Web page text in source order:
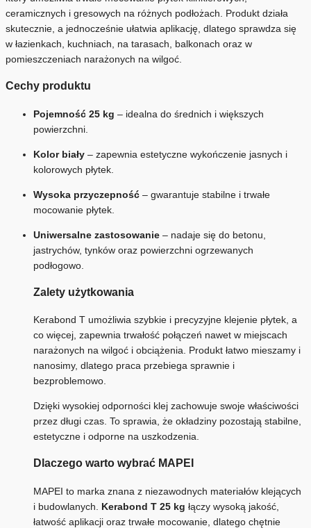
ceramicznych i gresowych na różnych podłożach. Produkt działa
skutecznie, a jednocześnie ułatwia aplikację, dlatego sprawdza się
w łazienkach, kuchniach, na tarasach, balkonach oraz w
pomieszczeniach narażonych na wilgoć.
Cechy produktu
Pojemność 25 kg – idealna do średnich i większych
powierzchni.
Kolor biały – zapewnia estetyczne wykończenie jasnych i
kolorowych płytek.
Wysoka przyczepność – gwarantuje stabilne i trwałe
mocowanie płytek.
Uniwersalne zastosowanie – nadaje się do betonu,
jastrychów, tynków oraz powierzchni ogrzewanych
podłogowo.
Zalety użytkowania
Kerabond T umożliwia szybkie i precyzyjne klejenie płytek, a
co więcej, zapewnia trwałość połączeń nawet w miejscach
narażonych na wilgoć i obciążenia. Produkt łatwo mieszamy i
nanosimy, dlatego praca przebiega sprawnie i
bezproblemowo.
Dzięki wysokiej odporności klej zachowuje swoje właściwości
przez długi czas. To sprawia, że okładziny pozostają stabilne,
estetyczne i odporne na uszkodzenia.
Dlaczego warto wybrać MAPEI
MAPEI to marka znana z niezawodnych materiałów klejących
i budowlanych. Kerabond T 25 kg łączy wysoką jakość,
łatwość aplikacji oraz trwałe mocowanie, dlatego chętnie